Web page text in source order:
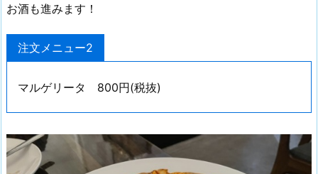
お酒も進みます！
注文メニュー2
マルゲリータ 800円(税抜)